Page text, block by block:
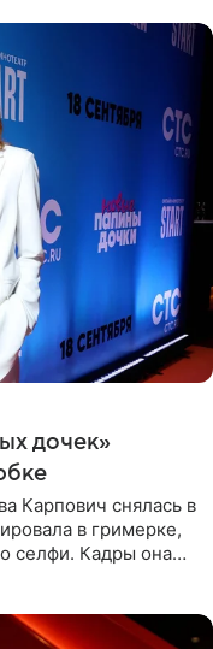
дочек»
Карпович снялась в
в гримерке,
селфи. Кадры она